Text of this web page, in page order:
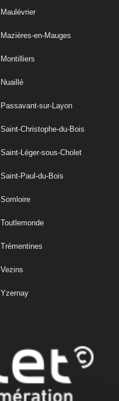
Maulévrier
Mazières-en-Mauges
Montilliers
Nuaillé
Passavant-sur-Layon
Saint-Christophe-du-Bois
Saint-Léger-sous-Cholet
Saint-Paul-du-Bois
Somloire
Toutlemonde
Trémentines
Vezins
Yzernay